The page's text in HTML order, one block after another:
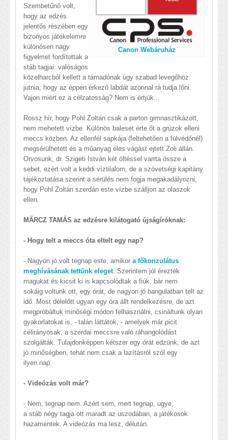
Canon Webáruház
Szembetűnő volt,
hogy az edzés
jelentős részében egy
bizonyos játékelemre
különösen nagy
figyelmet fordítottak a
stáb tagjai: valóságos
közelharcból kellett a támadónak úgy szabad levegőhöz
jutnia, hogy az éppen érkező labdát azonnal rá tudja lőni.
Vajon miért ez a célzatosság? Nem is értjük...
Rossz hír, hogy Pohl Zoltán csak a parton gimnasztikázott,
nem mehetett vízbe. Különös baleset érte őt a grúzok elleni
meccs közben. Az ellenfél sapkája (feltehetően a fülvédőnél)
megsérülhetett és a műanyag éles vágást ejtett Zoli állán.
Orvosunk, dr. Szigeti István két öltéssel varrta össze a
sebet, ezért volt a keddi víztilalom, de a szövetségi kapitány
tájékoztatása szerint a sérülés nem fogja megakadályozni,
hogy Pohl Zoltán szerdán este vízbe szálljon az olaszok
ellen.
MÄRCZ TAMÁS az edzésre kilátogató újságíróknak:
- Hogy telt a meccs óta eltelt egy nap?
- Nagyon jó volt tegnap este, amikor a főkonzulátus
meghívásának tettünk eleget. Szerintem jól érezték
magukat és kicsit ki is kapcsolódtak a fiúk, bár nem
sokáig voltunk ott, egy órát, de nagyon jó hangulatban telt az
idő. Most délelőtt ugyan egy óra állt rendelkezésre, de azt
megpróbáltuk minőségi módon felhasználni, csináltunk olyan
gyakorlatokat is, - talán láttátok, - amelyek már picit
célirányosak, a szerdai meccsre való ráhangolódást
szolgálták. Tulajdonképpen kétszer egy órát edzünk, de azt
jó minőségben, tehát nem csak a lazításról szól egy
ilyen nap.
- Videózás volt már?
- Nem, tegnap nem. Azért sem, mert tegnap, ugye,
a stáb négy tagja ott maradt az uszodában, a játékosok
hazamentek. A videózás ma lesz, délután.